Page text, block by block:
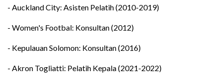
- Auckland City: Asisten Pelatih (2010-2019)
- Women's Footbal: Konsultan (2012)
- Kepulauan Solomon: Konsultan (2016)
- Akron Togliatti: Pelatih Kepala (2021-2022)